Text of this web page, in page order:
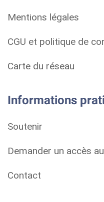
Mentions légales
CGU et politique de
Carte du réseau
Informations
Soutenir
Demander un accès
Contact